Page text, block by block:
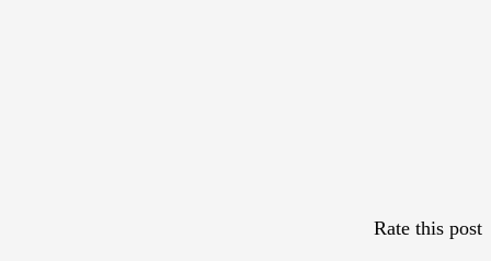
Rate this post